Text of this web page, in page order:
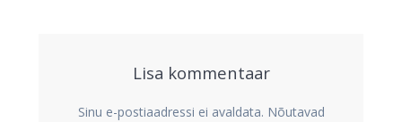
Lisa kommentaar
Sinu e-postiaadressi ei avaldata. Nõutavad